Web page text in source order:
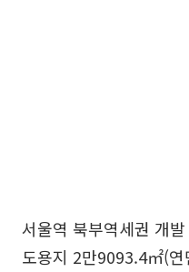
서울역 북부역세권 개
도용지 2만9093.4㎡(